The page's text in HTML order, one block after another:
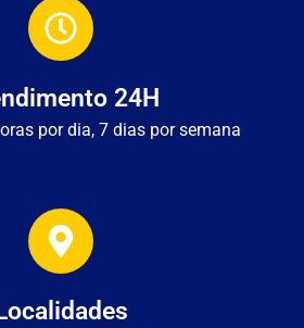
24H
por dia, 7 dias por semana
Localidades